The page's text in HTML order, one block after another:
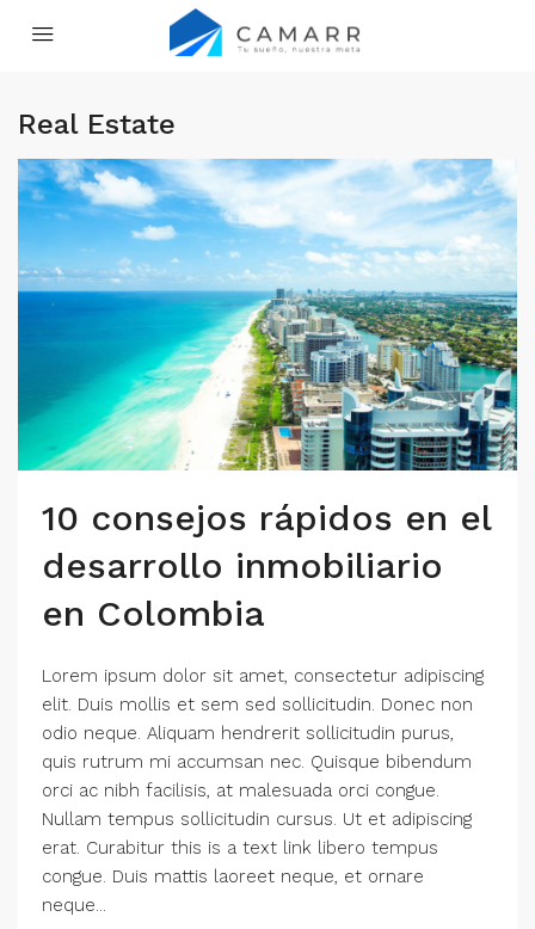
Real Estate
10 consejos rápidos en el
desarrollo inmobiliario
en Colombia
Lorem ipsum dolor sit amet, consectetur adipiscing
elit. Duis mollis et sem sed sollicitudin. Donec non
odio neque. Aliquam hendrerit sollicitudin purus,
quis rutrum mi accumsan nec. Quisque bibendum
orci ac nibh facilisis, at malesuada orci congue.
Nullam tempus sollicitudin cursus. Ut et adipiscing
erat. Curabitur this is a text link libero tempus
congue. Duis mattis laoreet neque, et ornare
neque...